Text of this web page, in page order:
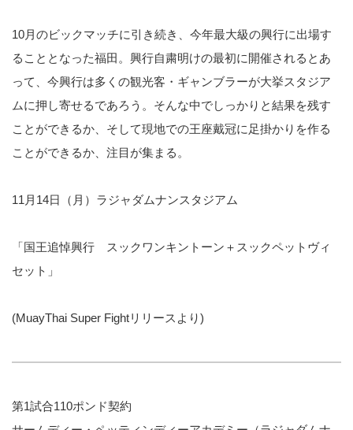
10月のビックマッチに引き続き、今年最大級の興行に出場す
ることとなった福田。興行自粛明けの最初に開催されるとあ
って、今興行は多くの観光客・ギャンブラーが大挙スタジア
ムに押し寄せるであろう。そんな中でしっかりと結果を残す
ことができるか、そして現地での王座戴冠に足掛かりを作る
ことができるか、注目が集まる。
11月14日（月）ラジャダムナンスタジアム
「国王追悼興行 スックワンキントーン＋スックペットヴィ
セット」
(MuayThai Super Fightリリースより)
第1試合110ポンド契約